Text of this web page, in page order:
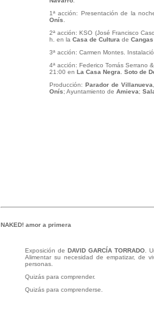
1ª acción: Presentación de la
Onís
2ª acción: KSO (José Francisco
h. en la Casa de Cultura de
3ª acción: Carmen Montes.
4ª acción: Federico Tomás Serrano
21:00 en La Casa Negra Soto de
Producción:Parador de Villanueva
Onís; Ayuntamiento de Amieva;
NAKED! amor a primera
Exposición de DAVID GARCÍA TORRADO .
Alimentar su necesidad de empatizar, de
personas.
Quizás para comprender.
Quizás para comprenderse.